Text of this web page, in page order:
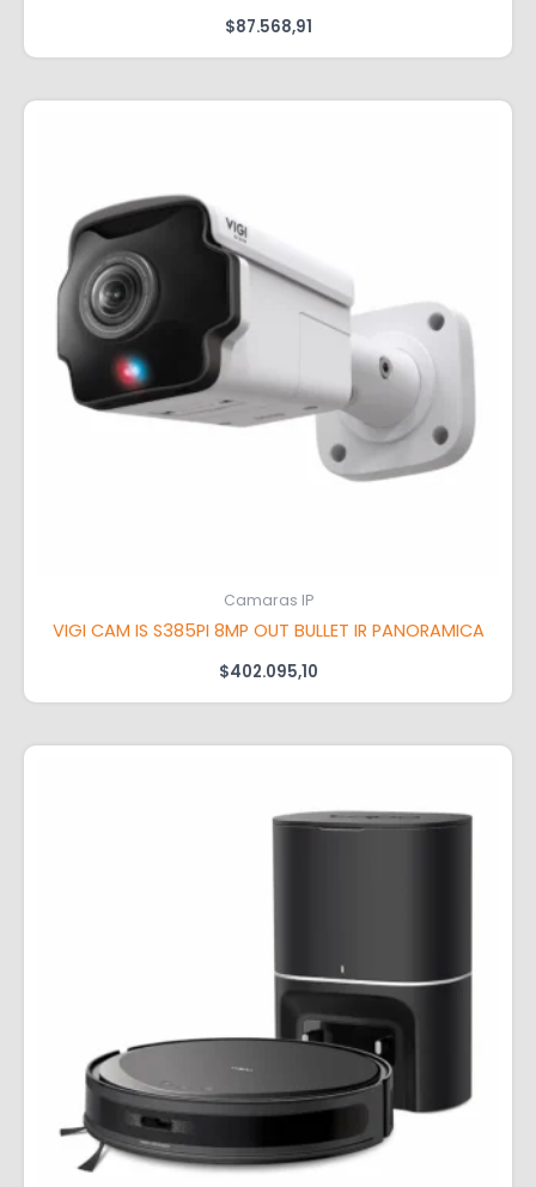
$87.568,91
Camaras IP
VIGI CAM IS S385PI 8MP OUT BULLET IR PANORAMICA
$402.095,10